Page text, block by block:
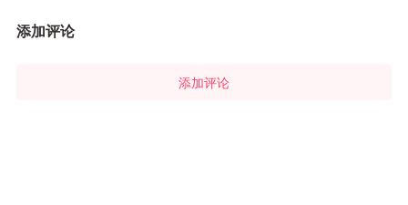
添加评论
添加评论